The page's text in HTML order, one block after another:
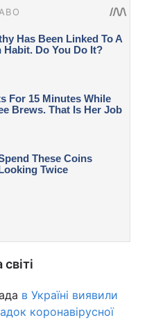
в Україні виявили
коронавірусної